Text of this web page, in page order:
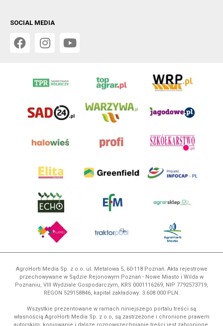
SOCIAL MEDIA
AgroHorti Media Sp. z o.o. ul. Metalowa 5, 60-118 Poznań. Akta rejestrowe
przechowywane w Sądzie Rejonowym Poznań - Nowe Miasto i Wilda w
Poznaniu, VIII Wydziale Gospodarczym, KRS 0001116269, NIP 7792573719,
REGON 529158846, kapitał zakładowy: 3.608.000 PLN.
Wszystkie prezentowane w ramach niniejszego portalu treści są
własnością AgroHorti Media Sp. z o.o, są zastrzeżone i chronione prawem